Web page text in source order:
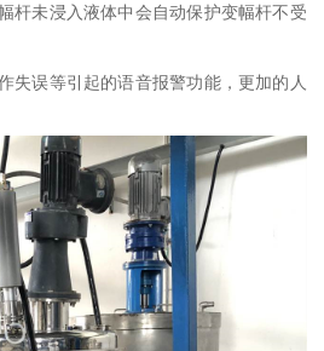
杆未浸入液体中会自动保护变幅杆不受
失误等引起的语音报警功能，更加的人